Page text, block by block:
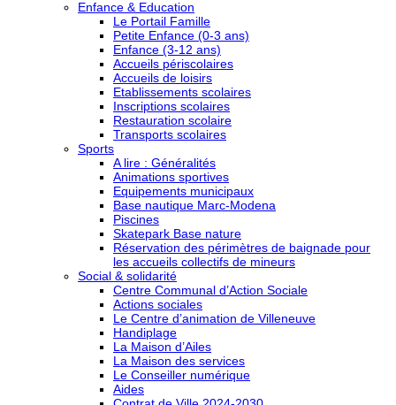
Enfance & Education
Le Portail Famille
Petite Enfance (0-3 ans)
Enfance (3-12 ans)
Accueils périscolaires
Accueils de loisirs
Etablissements scolaires
Inscriptions scolaires
Restauration scolaire
Transports scolaires
Sports
A lire : Généralités
Animations sportives
Equipements municipaux
Base nautique Marc-Modena
Piscines
Skatepark Base nature
Réservation des périmètres de baignade pour
les accueils collectifs de mineurs
Social & solidarité
Centre Communal d’Action Sociale
Actions sociales
Le Centre d’animation de Villeneuve
Handiplage
La Maison d’Ailes
La Maison des services
Le Conseiller numérique
Aides